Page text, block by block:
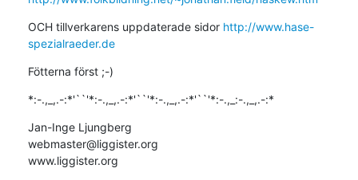
OCH tillverkarens uppdaterade sidor http://www.hase-
spezialraeder.de
Fötterna först ;-)
*:-.,_,.-:*'``'*:-.,_,.-:*'``'*:-.,_,.-:*'``'*:-.,_:-.,_,.-:*
Jan-Inge Ljungberg
webmaster@liggister.org
www.liggister.org